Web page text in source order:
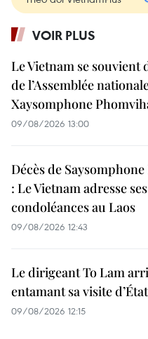
VOIR PLUS
Le Vietnam se souvient
de l’Assemblée
Xaysomphone
09/08/2026 13:00
Décès de
: Le Vietnam adresse ses
condoléances au Laos
09/08/2026 12:43
Le dirigeant To Lam
entamant sa visite
09/08/2026 12:15